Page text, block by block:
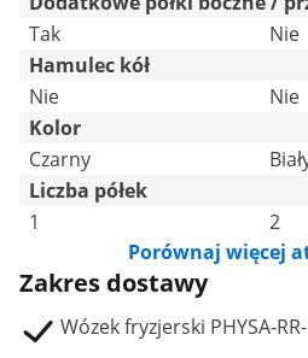
Tak
Nie
Hamulec kół
Nie
Nie
Kolor
Czarny
Liczba półek
1
2
Porównaj więcej
Zakres dostawy
Wózek fryzjerski PHYSA-